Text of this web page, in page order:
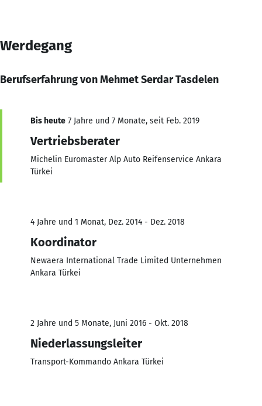
Werdegang
Berufserfahrung von Mehmet Serdar Tasdelen
Bis heute 7 Jahre und 7 Monate, seit Feb. 2019
Vertriebsberater
Michelin Euromaster Alp Auto Reifenservice Ankara
Türkei
4 Jahre und 1 Monat, Dez. 2014 - Dez. 2018
Koordinator
Newaera International Trade Limited Unternehmen
Ankara Türkei
2 Jahre und 5 Monate, Juni 2016 - Okt. 2018
Niederlassungsleiter
Transport-Kommando Ankara Türkei